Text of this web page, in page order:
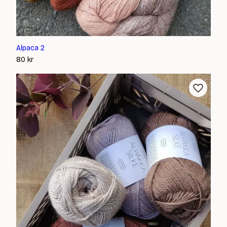
Alpaca 2
80 kr